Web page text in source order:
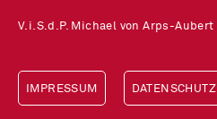
V.i.S.d.P. Michael von Arps-Aubert
IMPRESSUM DATENSCHUTZ